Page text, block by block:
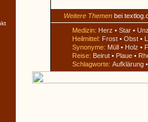
Weitere Themen bei
Medizin: Herz • Star •
Heilmittel: Frost • Obst •
Synonyme: Müll • Holz •
Reise: Beirut • Plaue •
Schlagworte: Aufklärung